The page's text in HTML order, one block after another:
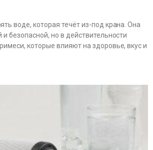
воде, которая течёт из-под крана. Она
безопасной, но в действительности
которые влияют на здоровье, вкус и